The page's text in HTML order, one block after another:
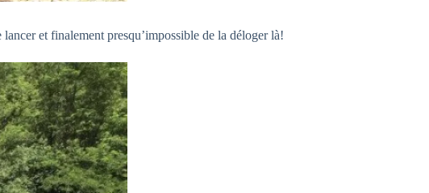
et finalement presqu’impossible de la déloger là!